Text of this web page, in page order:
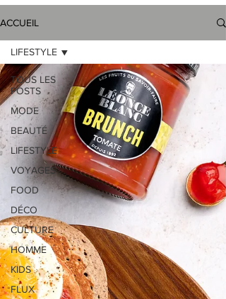
ACCUEIL
TOUS LES
POSTS
MODE
BEAUTÉ
LIFESTYLE
VOYAGES
FOOD
DÉCO
CULTURE
HOMME
KIDS
FLUX
LIFESTYLE